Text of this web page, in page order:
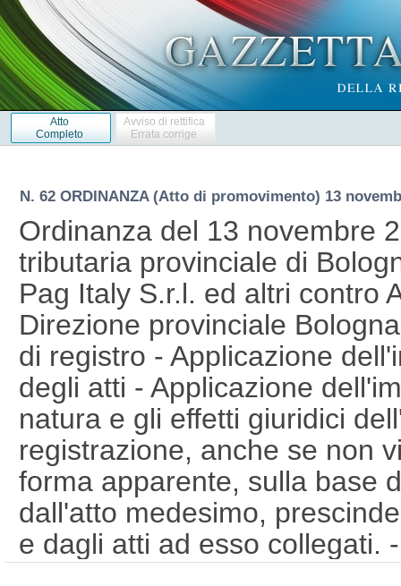
Atto
Completo
Avviso di rettifica
Errata corrige
N. 62 ORDINANZA (Atto di promovimento) 13
Ordinanza del 13 novembre
tributaria provinciale di
Pag Italy S.r.l. ed altri contro
Direzione provinciale
di registro - Applicazione
degli atti - Applicazione
natura e gli effetti giuridici
registrazione, anche se non
forma apparente, sulla base
dall'atto medesimo,
e dagli atti ad esso collegati.